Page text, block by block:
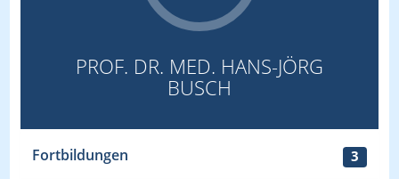
PROF. DR. MED. HANS-JÖRG
BUSCH
Fortbildungen 3